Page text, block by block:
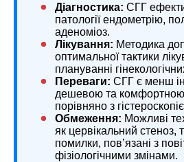
Діагностика: СГГ
патології ендометрію,
аденоміоз.
Лікування: Методика
оптимальної тактики
плануванні
Переваги: СГГ є менш
дешевою та комфортною
порівняно з
Обмеження: Можливі
як цервікальний стеноз,
помилки, пов’язані з
фізіологічними змінами.